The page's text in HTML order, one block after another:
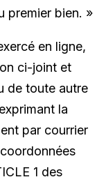
premier bien. »
en ligne,
ci-joint et
de toute autre
la
par courrier
1 des